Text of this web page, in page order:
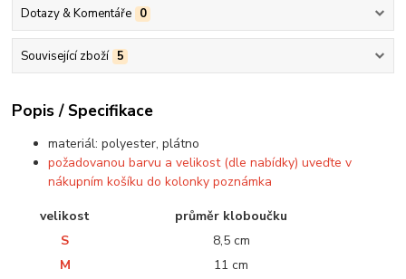
Dotazy & Komentáře 0
Související zboží 5
Popis / Specifikace
materiál: polyester, plátno
požadovanou barvu a velikost (dle nabídky) uveďte v
nákupním košíku do kolonky poznámka
velikost
průměr kloboučku
S
8,5 cm
M
11 cm